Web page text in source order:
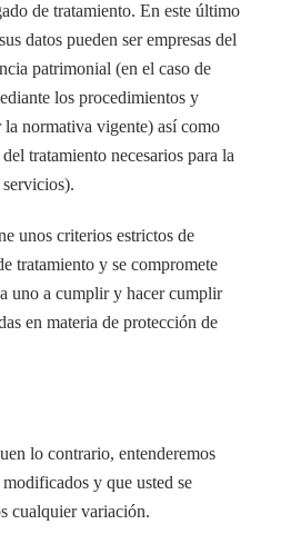
de tratamiento. En este último
datos pueden ser empresas del
patrimonial (en el caso de
los procedimientos y
la normativa vigente) así como
tratamiento necesarios para la
unos criterios estrictos de
tratamiento y se compromete
uno a cumplir y hacer cumplir
en materia de protección de
lo contrario, entenderemos
y que usted se
cualquier variación.